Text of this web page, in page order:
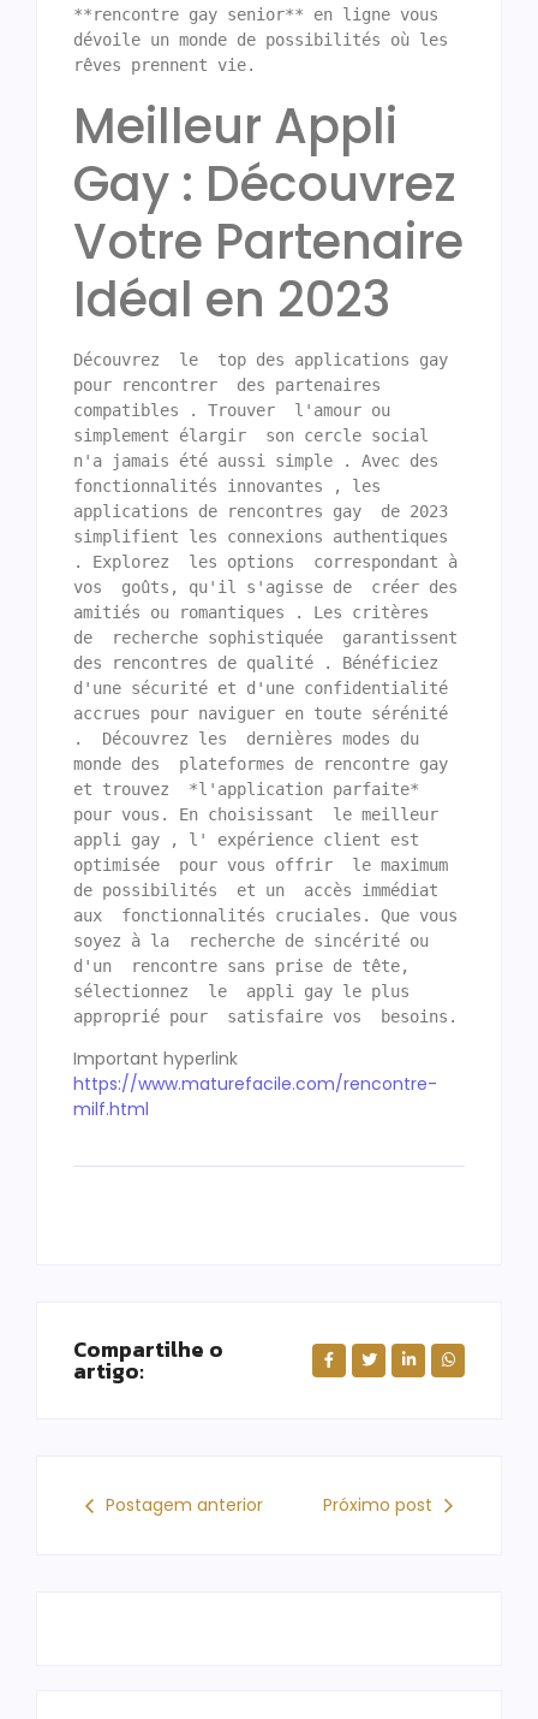
**rencontre gay senior** en ligne vous
dévoile un monde de possibilités où les
rêves prennent vie.
Meilleur Appli
Gay : Découvrez
Votre Partenaire
Idéal en 2023
Découvrez  le  top des applications gay
pour rencontrer  des partenaires
compatibles . Trouver  l'amour ou
simplement élargir  son cercle social
n'a jamais été aussi simple . Avec des
fonctionnalités innovantes , les
applications de rencontres gay  de 2023
simplifient les connexions authentiques
. Explorez  les options  correspondant à
vos  goûts, qu'il s'agisse de  créer des
amitiés ou romantiques . Les critères
de  recherche sophistiquée  garantissent
des rencontres de qualité . Bénéficiez
d'une sécurité et d'une confidentialité
accrues pour naviguer en toute sérénité
.  Découvrez les  dernières modes du
monde des  plateformes de rencontre gay
et trouvez  *l'application parfaite*
pour vous. En choisissant  le meilleur
appli gay , l' expérience client est
optimisée  pour vous offrir  le maximum
de possibilités  et un  accès immédiat
aux  fonctionnalités cruciales. Que vous
soyez à la  recherche de sincérité ou
d'un  rencontre sans prise de tête,
sélectionnez  le  appli gay le plus
Important hyperlink
https://www.maturefacile.com/rencontre-
milf.html
Compartilhe o
artigo:
Postagem anterior Próximo post